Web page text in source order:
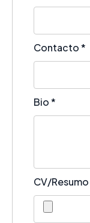
Contacto*
Bio*
CV/Resumo